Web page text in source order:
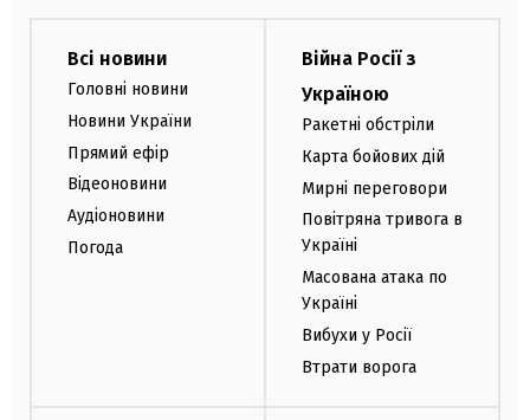
Всі новини
Головні новини
Новини України
Прямий ефір
Відеоновини
Аудіоновини
Погода
Війна Росії з
Україною
Ракетні обстріли
Карта бойових дій
Мирні переговори
Повітряна тривога в
Україні
Масована атака по
Україні
Вибухи у Росії
Втрати ворога